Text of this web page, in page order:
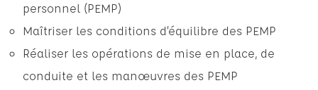
personnel (PEMP)
Maîtriser les conditions d’équilibre des PEMP
Réaliser les opérations de mise en place, de
conduite et les manœuvres des PEMP